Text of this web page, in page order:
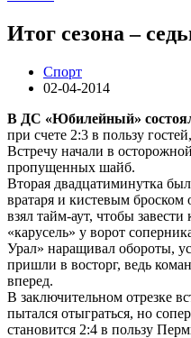
Итог сезона –
Спорт
02-04-2014
В ДС «Юбилейный»
при счете 2:3 в пользу
Встречу начали в
пропущенных шайб.
Вторая двадцатиминутка
вратаря и кистевым
взял тайм-аут, чтобы
«карусель» у ворот
Урал» наращивал обороты,
пришли в восторг, ведь
вперед.
В заключительном отрезке
пытался отыграться, но
становится 2:4 в пользу